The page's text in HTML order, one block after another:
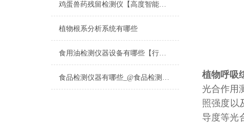
鸡蛋兽药残留检测仪【高度智能化】甄选新品鸡蛋兽药残留检测仪
植物根系分析系统有哪些
食用油检测仪器设备有哪些【行业精选云唐食用油检测仪器设备国产设备】
食品检测仪器有哪些_@食品检测仪器有哪些_@食品检测仪器有哪些 植物呼吸
光合作用
照强度以
导度等光